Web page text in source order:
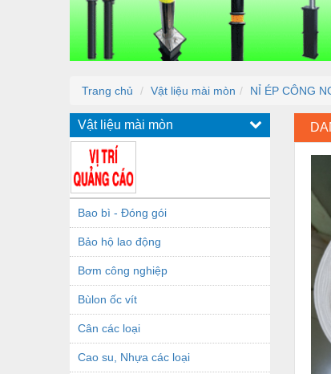
Trang chủ Vật liệu mài mòn NỈ ÉP CÔNG
Vật liệu mài mòn
Bao bì - Đóng gói
Bảo hộ lao động
Bơm công nghiệp
Bùlon ốc vít
Cân các loại
Cao su, Nhựa các loại